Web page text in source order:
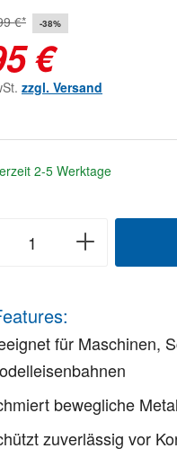
€* -38%
€
zzgl. Versand
2-5 Werktage
für Maschinen,
bewegliche
zuverlässig vor